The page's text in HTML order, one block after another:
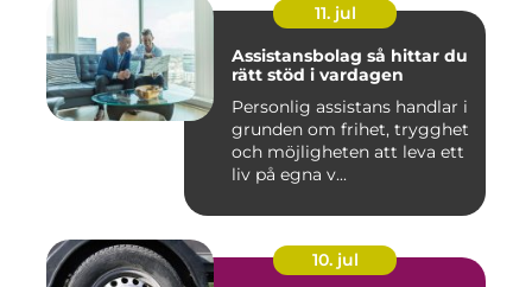
11. jul
Assistansbolag så hittar du
rätt stöd i vardagen
Personlig assistans handlar i
grunden om frihet, trygghet
och möjligheten att leva ett
liv på egna v...
10. jul